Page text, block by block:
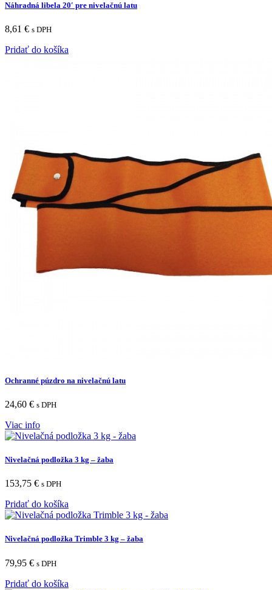
Náhradná libela 20′ pre nivelačnú latu
8,61 € s DPH
Pridať do košíka
Ochranné púzdro na nivelačnú latu
24,60 € s DPH
Viac info
Nivelačná podložka 3 kg – žaba
153,75 € s DPH
Pridať do košíka
Nivelačná podložka Trimble 3 kg – žaba
79,95 € s DPH
Pridať do košíka